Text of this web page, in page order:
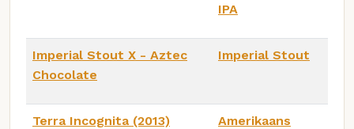
IPA
Imperial Stout X - Aztec
Chocolate
Imperial Stout
Terra Incognita (2013)
Amerikaans